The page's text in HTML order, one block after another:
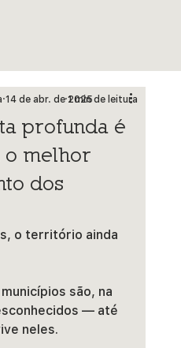
profunda é
o melhor
dos
14 de abr. de 20251 min de leitura
o território ainda
são, na
— até
neles.